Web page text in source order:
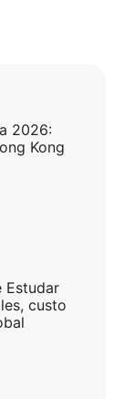
2026:
Kong
Estudar
custo